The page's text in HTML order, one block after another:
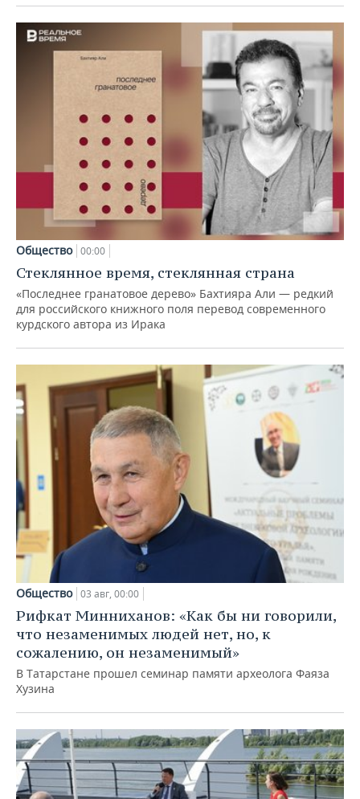
Общество 00:00
Стеклянное время, стеклянная страна
«Последнее гранатовое дерево» Бахтияра Али — редкий
для российского книжного поля перевод современного
курдского автора из Ирака
Общество 03 авг, 00:00
Рифкат Минниханов: «Как бы ни говорили,
что незаменимых людей нет, но, к
сожалению, он незаменимый»
В Татарстане прошел семинар памяти археолога Фаяза
Хузина